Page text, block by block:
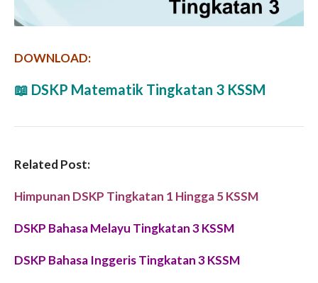
DOWNLOAD:
📖 DSKP Matematik Tingkatan 3 KSSM
Related Post:
Himpunan DSKP Tingkatan 1 Hingga 5 KSSM
DSKP Bahasa Melayu Tingkatan 3 KSSM
DSKP Bahasa Inggeris Tingkatan 3 KSSM